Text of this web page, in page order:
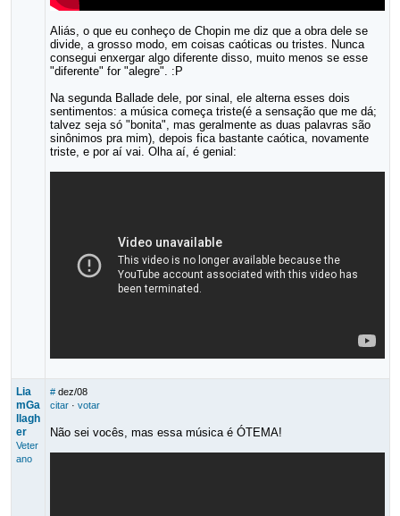
Aliás, o que eu conheço de Chopin me diz que a obra dele se
divide, a grosso modo, em coisas caóticas ou tristes. Nunca
consegui enxergar algo diferente disso, muito menos se esse
"diferente" for "alegre". :P
Na segunda Ballade dele, por sinal, ele alterna esses dois
sentimentos: a música começa triste(é a sensação que me dá;
talvez seja só "bonita", mas geralmente as duas palavras são
sinônimos pra mim), depois fica bastante caótica, novamente
triste, e por aí vai. Olha aí, é genial:
Lia
mGa
llagh
er
Veter
ano
# dez/08
citar· votar
Não sei vocês, mas essa música é ÓTEMA!